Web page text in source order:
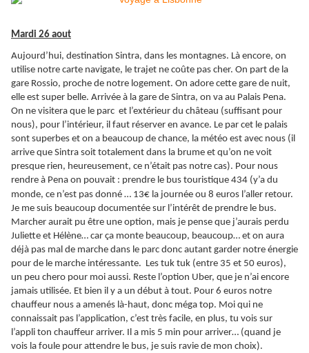
Mardi 26 aout
Aujourd’hui, destination Sintra, dans les montagnes. Là encore, on
utilise notre carte navigate, le trajet ne coûte pas cher. On part de la
gare Rossio, proche de notre logement. On adore cette gare de nuit,
elle est super belle. Arrivée à la gare de Sintra, on va au Palais Pena.
On ne visitera que le parc et l’extérieur du château (suffisant pour
nous), pour l’intérieur, il faut réserver en avance. Le par cet le palais
sont superbes et on a beaucoup de chance, la météo est avec nous (il
arrive que Sintra soit totalement dans la brume et qu’on ne voit
presque rien, heureusement, ce n’était pas notre cas). Pour nous
rendre à Pena on pouvait : prendre le bus touristique 434 (y’a du
monde, ce n’est pas donné … 13€ la journée ou 8 euros l’aller retour.
Je me suis beaucoup documentée sur l’intérêt de prendre le bus.
Marcher aurait pu être une option, mais je pense que j’aurais perdu
Juliette et Hélène… car ça monte beaucoup, beaucoup… et on aura
déjà pas mal de marche dans le parc donc autant garder notre énergie
pour de le marche intéressante. Les tuk tuk (entre 35 et 50 euros),
un peu chero pour moi aussi. Reste l’option Uber, que je n’ai encore
jamais utilisée. Et bien il y a un début à tout. Pour 6 euros notre
chauffeur nous a amenés là-haut, donc méga top. Moi qui ne
connaissait pas l’application, c’est très facile, en plus, tu vois sur
l’appli ton chauffeur arriver. Il a mis 5 min pour arriver… (quand je
vois la foule pour attendre le bus, je suis ravie de mon choix).